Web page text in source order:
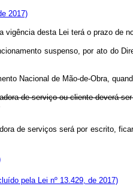
2017)
desta Lei terá o prazo de
suspenso, por ato do
Nacional de Mão-de-Obra,
de serviço ou cliente deverá
de serviços será por
pela Lei nº 13.429, de 2017)